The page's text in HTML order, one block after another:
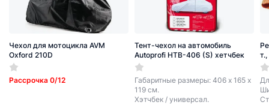
Чехол для мотоцикла AVM
Oxford 210D
Рассрочка 0/12
Тент-чехол на автомобиль
Autoprofi HTB-406 (S) хетчбек
Габаритные размеры: 406 х 165 х
119 см.
Хэтчбек / универсал.